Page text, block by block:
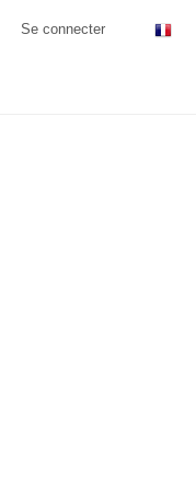
Se connecter